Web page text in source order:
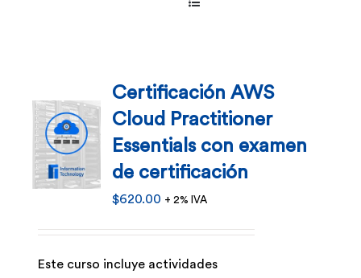
Certificación AWS
Cloud Practitioner
Essentials con examen
de certificación
$620.00 + 2% IVA
Este curso incluye actividades